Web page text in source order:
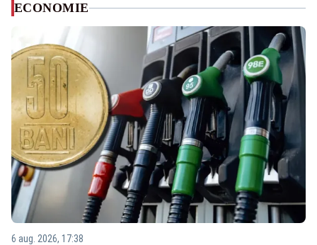
ECONOMIE
6 aug. 2026, 17:38